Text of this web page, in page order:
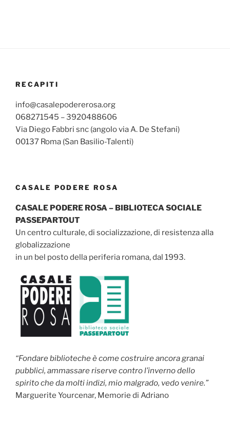
RECAPITI
info@casalepodererosa.org
068271545 – 3920488606
Via Diego Fabbri snc (angolo via A. De Stefani)
00137 Roma (San Basilio-Talenti)
CASALE PODERE ROSA
CASALE PODERE ROSA – BIBLIOTECA SOCIALE
PASSEPARTOUT
Un centro culturale, di socializzazione, di resistenza alla
globalizzazione
in un bel posto della periferia romana, dal 1993.
“Fondare biblioteche è come costruire ancora granai
pubblici, ammassare riserve contro l’inverno dello
spirito che da molti indizi, mio malgrado, vedo venire.”
Marguerite Yourcenar, Memorie di Adriano